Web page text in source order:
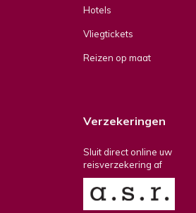
Hotels
Vliegtickets
Reizen op maat
Verzekeringen
Sluit direct online uw
reisverzekering af